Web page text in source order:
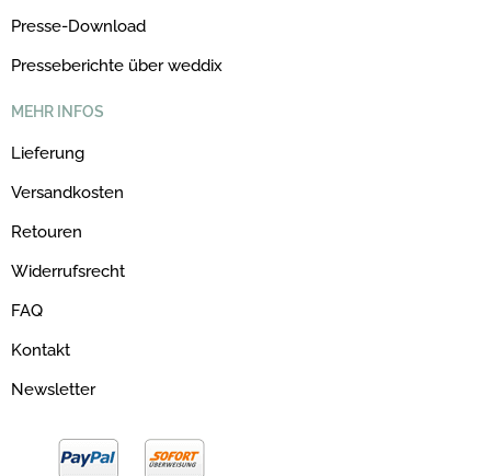
Presse-Download
Presseberichte über weddix
MEHR INFOS
Lieferung
Versandkosten
Retouren
Widerrufsrecht
FAQ
Kontakt
Newsletter